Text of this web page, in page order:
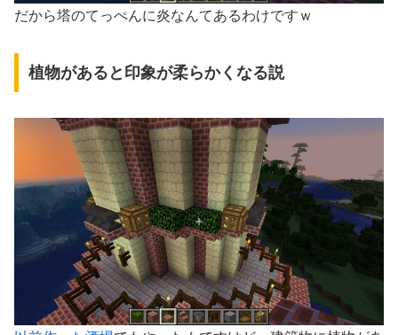
だから塔のてっぺんに炎なんてあるわけですｗ
植物があると印象が柔らかくなる説